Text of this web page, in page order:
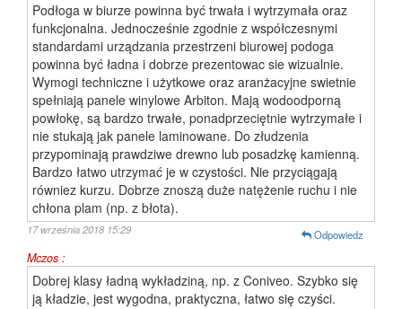
Podłoga w biurze powinna być trwała i wytrzymała oraz
funkcjonalna. Jednocześnie zgodnie z współczesnymi
standardami urządzania przestrzeni biurowej podoga
powinna być ładna i dobrze prezentowac sie wizualnie.
Wymogi techniczne i użytkowe oraz aranżacyjne swietnie
spełniają panele winylowe Arbiton. Mają wodoodporną
powłokę, są bardzo trwałe, ponadprzeciętnie wytrzymałe i
nie stukają jak panele laminowane. Do złudzenia
przypominają prawdziwe drewno lub posadzkę kamienną.
Bardzo łatwo utrzymać je w czystości. Nie przyciągają
równiez kurzu. Dobrze znoszą duże natężenie ruchu i nie
chłona plam (np. z błota).
17 września 2018 15:29 Odpowiedz
Mczos :
Dobrej klasy ładną wykładziną, np. z Coniveo. Szybko się
ją kładzie, jest wygodna, praktyczna, łatwo się czyści.